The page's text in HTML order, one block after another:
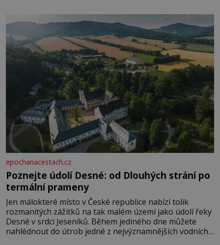
epochanacestach.cz
Poznejte údolí Desné: od Dlouhých strání po
termální prameny
Jen málokteré místo v České republice nabízí tolik
rozmanitých zážitků na tak malém území jako údolí řeky
Desné v srdci Jeseníků. Během jediného dne můžete
nahlédnout do útrob jedné z nejvýznamnějších vodních